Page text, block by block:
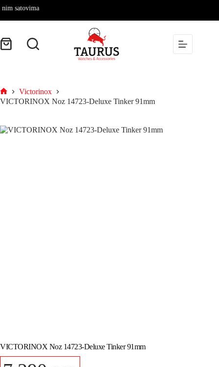
satovima
Victorinox
VICTORINOX Noz 14723-Deluxe Tinker 91mm
VICTORINOX Noz 14723-Deluxe Tinker 91mm